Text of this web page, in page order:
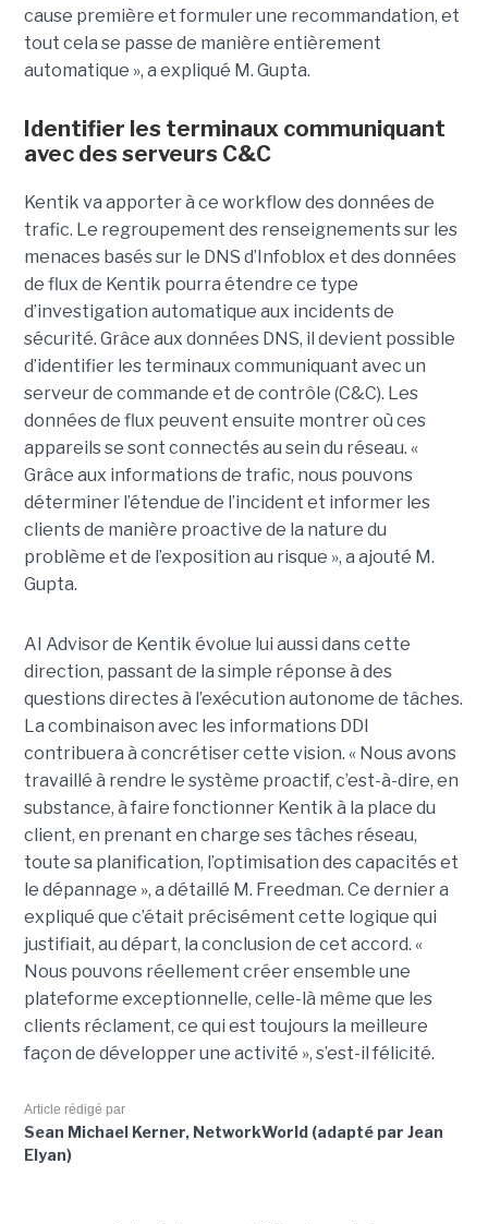
cause première et formuler une recommandation, et
tout cela se passe de manière entièrement
automatique », a expliqué M. Gupta.
Identifier les terminaux communiquant
avec des serveurs C&C
Kentik va apporter à ce workflow des données de
trafic. Le regroupement des renseignements sur les
menaces basés sur le DNS d’Infoblox et des données
de flux de Kentik pourra étendre ce type
d’investigation automatique aux incidents de
sécurité. Grâce aux données DNS, il devient possible
d’identifier les terminaux communiquant avec un
serveur de commande et de contrôle (C&C). Les
données de flux peuvent ensuite montrer où ces
appareils se sont connectés au sein du réseau. «
Grâce aux informations de trafic, nous pouvons
déterminer l’étendue de l’incident et informer les
clients de manière proactive de la nature du
problème et de l’exposition au risque », a ajouté M.
Gupta.
AI Advisor de Kentik évolue lui aussi dans cette
direction, passant de la simple réponse à des
questions directes à l’exécution autonome de tâches.
La combinaison avec les informations DDI
contribuera à concrétiser cette vision. « Nous avons
travaillé à rendre le système proactif, c’est-à-dire, en
substance, à faire fonctionner Kentik à la place du
client, en prenant en charge ses tâches réseau,
toute sa planification, l’optimisation des capacités et
le dépannage », a détaillé M. Freedman. Ce dernier a
expliqué que c’était précisément cette logique qui
justifiait, au départ, la conclusion de cet accord. «
Nous pouvons réellement créer ensemble une
plateforme exceptionnelle, celle-là même que les
clients réclament, ce qui est toujours la meilleure
façon de développer une activité », s’est-il félicité.
Article rédigé par
Sean Michael Kerner, NetworkWorld (adapté par Jean
Elyan)